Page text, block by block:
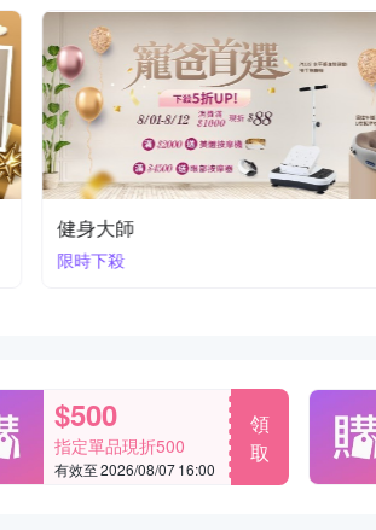
$500
指定單品現折500
有效至 2026/08/07 16:00
領
取